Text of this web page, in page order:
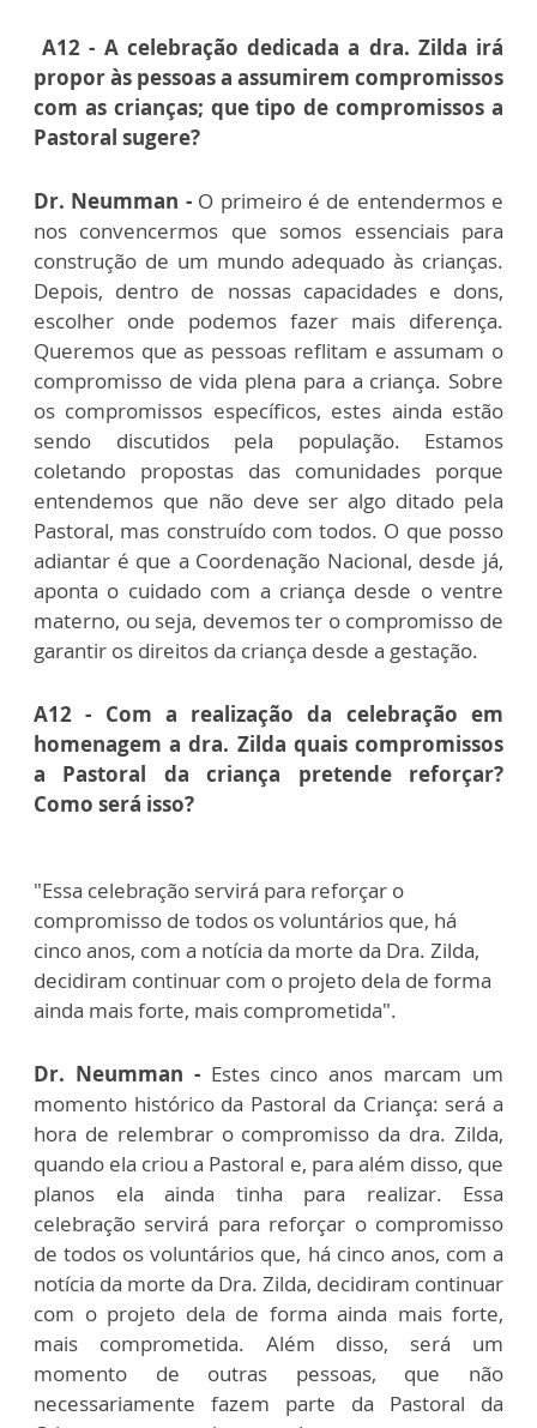
A12 - A celebração dedicada a dra. Zilda irá
propor às pessoas a assumirem compromissos
com as crianças; que tipo de compromissos a
Pastoral sugere?
Dr. Neumman -O primeiro é de entendermos e
nos convencermos que somos essenciais para
construção de um mundo adequado às crianças.
Depois, dentro de nossas capacidades e dons,
escolher onde podemos fazer mais diferença.
Queremos que as pessoas reflitam e assumam o
compromisso de vida plena para a criança. Sobre
os compromissos específicos, estes ainda estão
sendo discutidos pela população. Estamos
coletando propostas das comunidades porque
entendemos que não deve ser algo ditado pela
Pastoral, mas construído com todos. O que posso
adiantar é que a Coordenação Nacional, desde já,
aponta o cuidado com a criança desde o ventre
materno, ou seja, devemos ter o compromisso de
garantir os direitos da criança desde a gestação.
A12 - Com a realização da celebração em
homenagem a dra. Zilda quais compromissos
a Pastoral da criança pretende reforçar?
Como será isso?
"Essa celebração servirá para reforçar o
compromisso de todos os voluntários que, há
cinco anos, com a notícia da morte da Dra. Zilda,
decidiram continuar com o projeto dela de forma
ainda mais forte, mais comprometida".
Dr. Neumman - Estes cinco anos marcam um
momento histórico da Pastoral da Criança: será a
hora de relembrar o compromisso da dra. Zilda,
quando ela criou a Pastoral e, para além disso, que
planos ela ainda tinha para realizar. Essa
celebração servirá para reforçar o compromisso
de todos os voluntários que, há cinco anos, com a
notícia da morte da Dra. Zilda, decidiram continuar
com o projeto dela de forma ainda mais forte,
mais comprometida. Além disso, será um
momento de outras pessoas, que não
necessariamente fazem parte da Pastoral da